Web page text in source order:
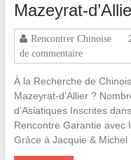
Mazeyrat-
Rencontrer Chinoise
de commentaire
À la Recherche de
Mazeyrat-d’Allier ?
d’Asiatiques Inscrites
Rencontre Garantie avec
Grâce à Jacquie & Michel